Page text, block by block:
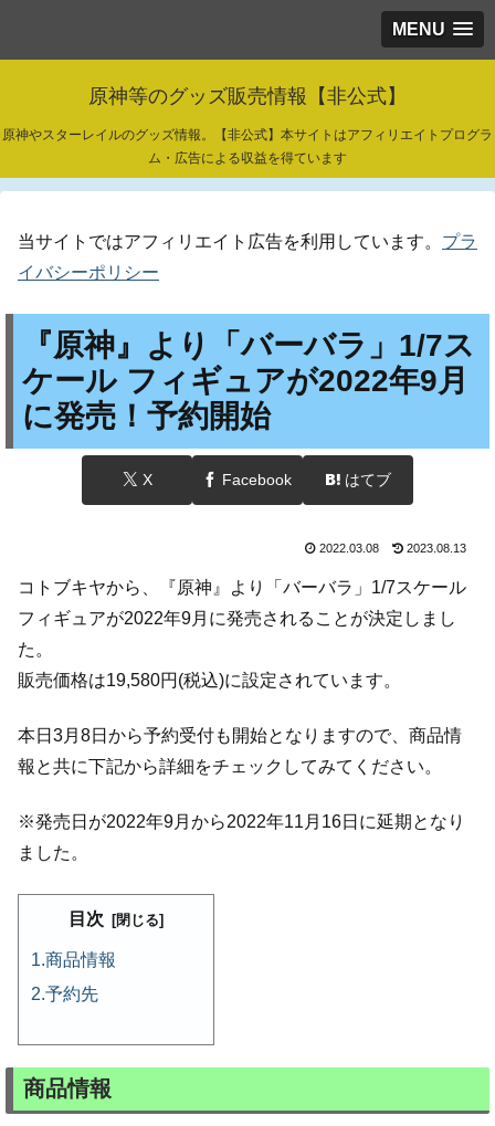
MENU
原神等のグッズ販売情報【非公式】
原神やスターレイルのグッズ情報。【非公式】本サイトはアフィリエイトプログラ
ム・広告による収益を得ています
当サイトではアフィリエイト広告を利用しています。 プラ
イバシーポリシー
『原神』より「バーバラ」1/7ス
ケール フィギュアが2022年9月
に発売！予約開始
X Facebook はてブ
2022.03.08 2023.08.13
コトブキヤから、『原神』より「バーバラ」1/7スケール
フィギュアが2022年9月に発売されることが決定しまし
た。
販売価格は19,580円(税込)に設定されています。
本日3月8日から予約受付も開始となりますので、商品情
報と共に下記から詳細をチェックしてみてください。
※発売日が2022年9月から2022年11月16日に延期となり
ました。
目次
商品情報
予約先
商品情報